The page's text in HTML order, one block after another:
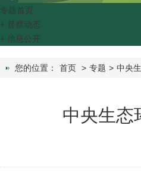
专题首页
+ 督察动态
+ 信息公开
您的位置： 首页 > 专题 > 中央
中央生态